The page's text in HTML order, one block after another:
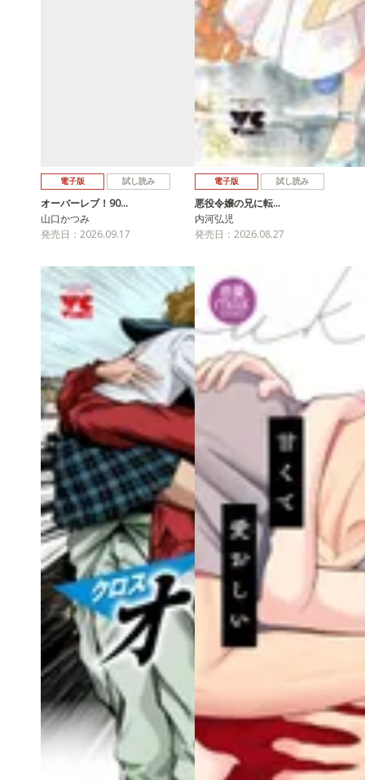
電子版 試し読み
オーバーレブ！90…
山口かつみ
発売日：2026.09.17
電子版 試し読み
悪役令嬢の兄に転…
内河弘児
発売日：2026.08.27